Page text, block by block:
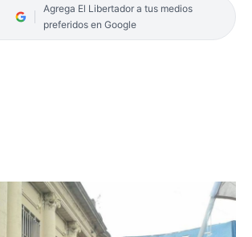
Agrega El Libertador a tus medios
preferidos en Google